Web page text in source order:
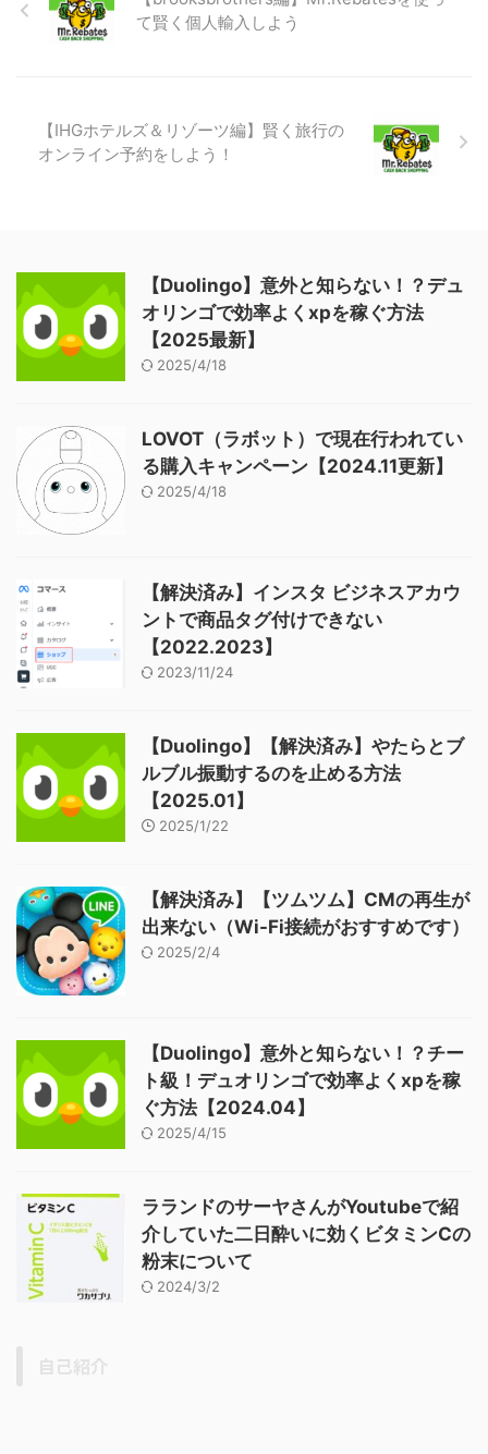
国語でも半年でマスターしてしま
う方法 | クリス・ロンズデール |
スターできていない。 ここはこ
の動画をちょっと信じてみて、で
て賢く個人輸入しよう
【IHGホテルズ＆リゾーツ編】賢く旅行の
オンライン予約をしよう！
【Duolingo】意外と知らない！？デュ
オリンゴで効率よくxpを稼ぐ方法
【2025最新】
2025/4/18
LOVOT（ラボット）で現在行われてい
る購入キャンペーン【2024.11更新】
2025/4/18
【解決済み】インスタ ビジネスアカウ
ントで商品タグ付けできない
【2022.2023】
2023/11/24
【Duolingo】【解決済み】やたらとブ
ルブル振動するのを止める方法
【2025.01】
2025/1/22
【解決済み】【ツムツム】CMの再生が
出来ない（Wi-Fi接続がおすすめです）
2025/2/4
【Duolingo】意外と知らない！？チー
ト級！デュオリンゴで効率よくxpを稼
ぐ方法【2024.04】
2025/4/15
ラランドのサーヤさんがYoutubeで紹
介していた二日酔いに効くビタミンCの
粉末について
2024/3/2